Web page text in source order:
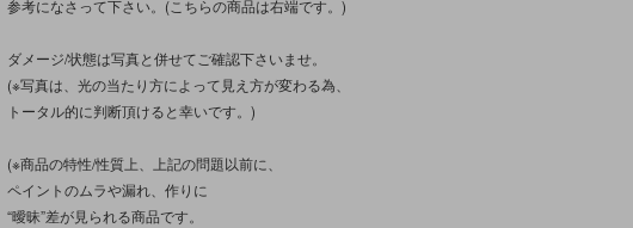
参考になさって下さい。(こちらの商品は右端です。)
ダメージ/状態は写真と併せてご確認下さいませ。
(※写真は、光の当たり方によって見え方が変わる為、
トータル的に判断頂けると幸いです。)
(※商品の特性/性質上、上記の問題以前に、
ペイントのムラや漏れ、作りに
“曖昧”差が見られる商品です。